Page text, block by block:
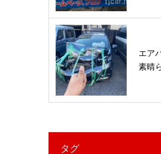
エア
素晴
タグ